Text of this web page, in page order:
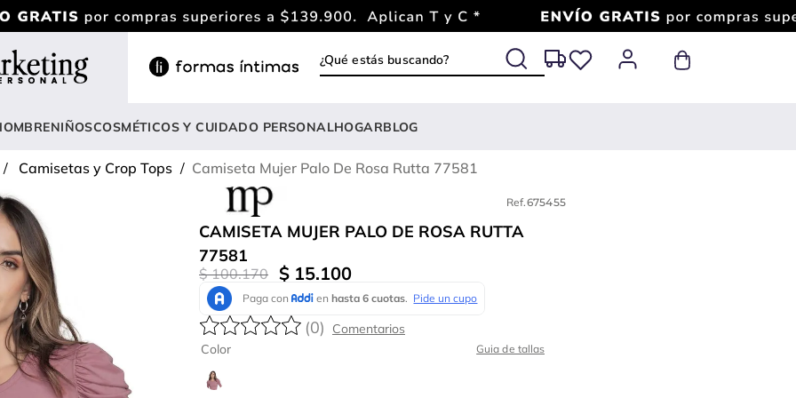
¿Qué estás buscando?
NIÑOSCOSMÉTICOS Y CUIDADO PERSONALHOGARBLOG
Camisetas y Crop Tops Camiseta Mujer Palo De Rosa Rutta 77581
Ref.675455
CAMISETA MUJER PALO DE ROSA RUTTA
77581
$ 100.170 $ 15.100
(0)
Color Guia de tallas
vestido
blusa